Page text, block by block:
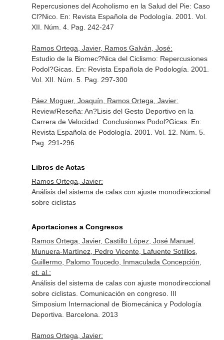
Repercusiones del Acoholismo en la Salud del Pie: Caso
Cl?Nico. En: Revista Española de Podología . 2001. Vol.
XII. Núm. 4. Pag. 242-247
Ramos Ortega, Javier, Ramos Galván, José:
Estudio de la Biomec?Nica del Ciclismo: Repercusiones
Podol?Gicas. En: Revista Española de Podología . 2001.
Vol. XII. Núm. 5. Pag. 297-300
Páez Moguer, Joaquín, Ramos Ortega, Javier:
Review/Reseña: An?Lisis del Gesto Deportivo en la
Carrera de Velocidad: Conclusiones Podol?Gicas. En:
Revista Española de Podología . 2001. Vol. 12. Núm. 5.
Pag. 291-296
Libros de Actas
Ramos Ortega, Javier:
Análisis del sistema de calas con ajuste monodireccional
sobre ciclistas
Aportaciones a Congresos
Ramos Ortega, Javier, Castillo López, José Manuel,
Munuera-Martínez, Pedro Vicente, Lafuente Sotillos,
Guillermo, Palomo Toucedo, Inmaculada Concepción,
et. al.:
Análisis del sistema de calas con ajuste monodireccional
sobre ciclistas. Comunicación en congreso. III
Simposium Internacional de Biomecánica y Podología
Deportiva. Barcelona. 2013
Ramos Ortega, Javier: